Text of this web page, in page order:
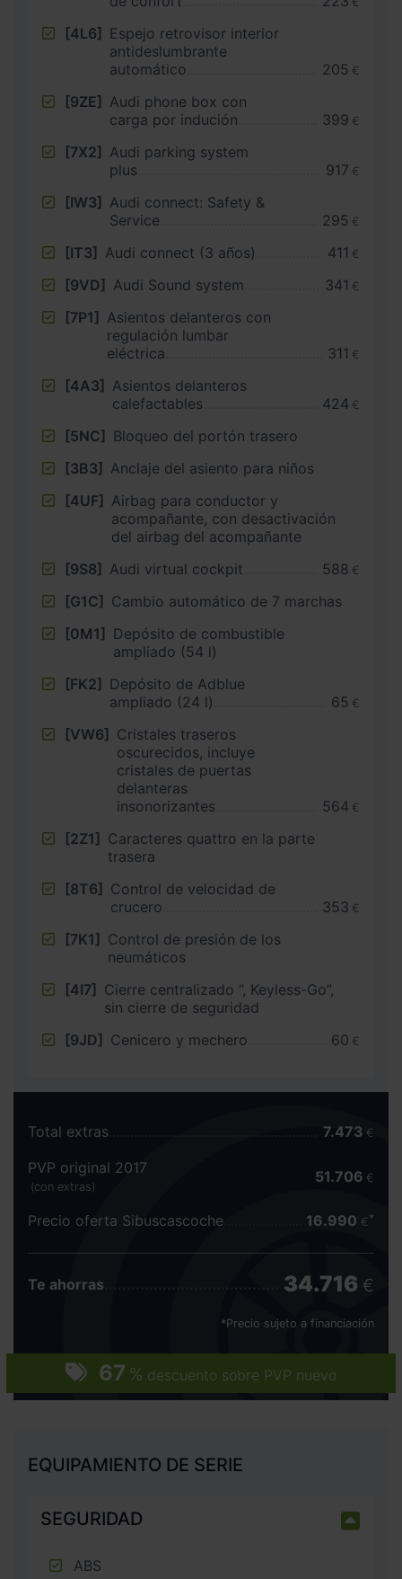
[4L6] Espejo retrovisor interior
antideslumbrante
automático
205 €
[9ZE] Audi phone box con
carga por indución
399 €
[7X2] Audi parking system
plus
917 €
[IW3] Audi connect: Safety &
Service
295 €
[IT3] Audi connect (3 años) 411 €
[9VD] Audi Sound system 341 €
[7P1] Asientos delanteros con
regulación lumbar
eléctrica
311 €
[4A3] Asientos delanteros
calefactables
424 €
[5NC] Bloqueo del portón trasero
[3B3] Anclaje del asiento para niños
[4UF] Airbag para conductor y
acompañante, con desactivación
del airbag del acompañante
[9S8] Audi virtual cockpit 588 €
[G1C] Cambio automático de 7 marchas
[0M1] Depósito de combustible
ampliado (54 l)
[FK2] Depósito de Adblue
ampliado (24 l)
65 €
[VW6] Cristales traseros
oscurecidos, incluye
cristales de puertas
delanteras
insonorizantes
564 €
[2Z1] Caracteres quattro en la parte
trasera
[8T6] Control de velocidad de
crucero
353 €
[7K1] Control de presión de los
neumáticos
[4I7] Cierre centralizado ”, Keyless-Go”,
sin cierre de seguridad
[9JD] Cenicero y mechero 60 €
67 % descuento sobre PVP nuevo
Total extras 7.473 €
PVP original 2017
(con extras)
51.706 €
Precio oferta Sibuscascoche 16.990 €
Te ahorras 34.716 €
*Precio sujeto a financiación
EQUIPAMIENTO DE SERIE
SEGURIDAD
ABS